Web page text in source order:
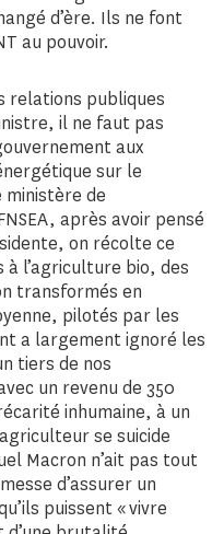
d’ère. Ils ne font
au pouvoir.
relations publiques
il ne faut pas
aux
sur le
ministère de
après avoir pensé
on récolte ce
à l’agriculture bio, des
transformés en
pilotés par les
a largement ignoré les
tiers de nos
un revenu de 350
inhumaine, à un
se suicide
Macron n’ait pas tout
d’assurer un
puissent « vivre